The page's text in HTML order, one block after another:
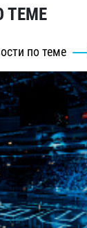
ТЕМЕ
по теме